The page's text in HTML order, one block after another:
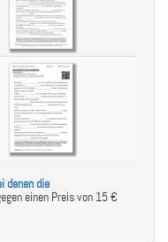
denen die
einen Preis von 15 €